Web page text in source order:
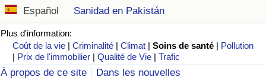
Español
Sanidad en Pakistán
Plus d'information:
Coût de la vie |Criminalité |Climat |Soins de santé | Pollution
| Prix de l'immobilier |Qualité de Vie |Trafic
À propos de ce site
Dans les nouvelles